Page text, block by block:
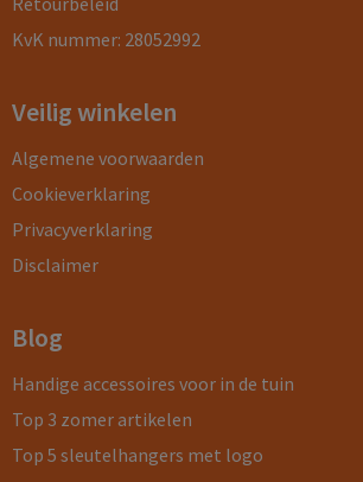
KvK nummer: 28052992
Veilig winkelen
Algemene voorwaarden
Cookieverklaring
Privacyverklaring
Disclaimer
Blog
Handige accessoires voor in de tuin
Top 3 zomer artikelen
Top 5 sleutelhangers met logo